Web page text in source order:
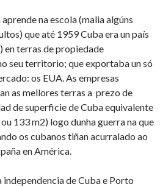
na escola (malia algúns
que até 1959 Cuba era un país
en terras de propiedade
seu territorio; que exportaba un só
os EUA. As empresas
as mellores terras a prezo de
de superficie de Cuba equivalente
133 m2) logo dunha guerra na que
os cubanos tiñan acurralado ao
en América.
de Cuba e Porto